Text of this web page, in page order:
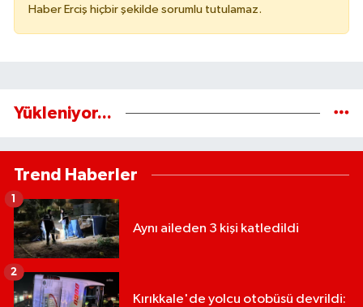
Haber Erciş hiçbir şekilde sorumlu tutulamaz.
Yükleniyor...
Trend Haberler
Aynı aileden 3 kişi katledildi
1
Kırıkkale'de yolcu otobüsü devrildi:
2